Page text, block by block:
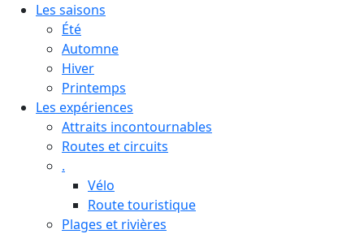
Les saisons
Été
Automne
Hiver
Printemps
Les expériences
Attraits incontournables
Routes et circuits
.
Vélo
Route touristique
Plages et rivières